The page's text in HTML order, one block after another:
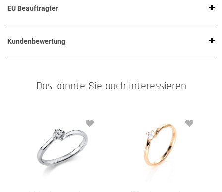
EU Beauftragter
Kundenbewertung
Das könnte Sie auch interessieren